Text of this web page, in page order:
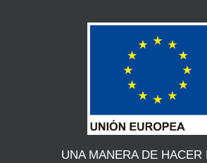
UNA MANERA DE HACER